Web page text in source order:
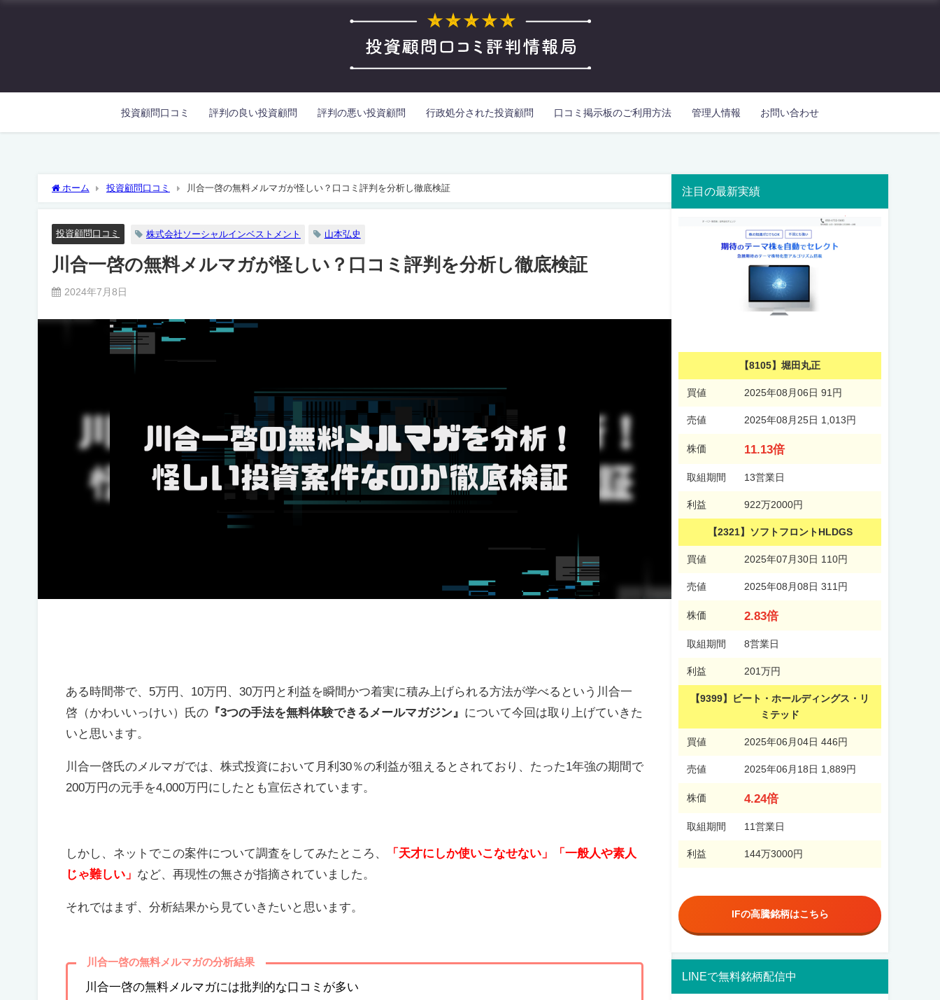
投資顧問口コミ 評判の良い投資顧問 評判の悪い投資顧問 行政処分された投資顧問 口コミ掲示板のご利用方法 管理人情報 お問い合わせ
ホーム 投資顧問口コミ 川合一啓の無料メルマガが怪しい？口コミ評判を分析し徹底検証
投資顧問口コミ 株式会社ソーシャルインベストメント 山本弘史
川合一啓の無料メルマガが怪しい？口コミ評判を分析し徹底検証
2024年7月8日
ある時間帯で、5万円、10万円、30万円と利益を瞬間かつ着実に積み上げられる方法が学べるという川合一
啓（かわいいっけい）氏の『3つの手法を無料体験できるメールマガジン』 について今回は取り上げていきた
いと思います。
川合一啓氏のメルマガでは、株式投資において月利30％の利益が狙えるとされており、たった1年強の期間で
200万円の元手を4,000万円にしたとも宣伝されています。
しかし、ネットでこの案件について調査をしてみたところ、
「天才にしか使いこなせない」「一般人や素人
じゃ難しい」 など、再現性の無さが指摘されていました。
それではまず、分析結果から見ていきたいと思います。
川合一啓の無料メルマガの分析結果
川合一啓の無料メルマガには批判的な口コミが多い
注目の最新実績
【8105】堀田丸正
買値 2025年08月06日 91円
売値 2025年08月25日 1,013円
株価 11.13倍
取組期間 13営業日
利益 922万2000円
【2321】ソフトフロントHLDGS
買値 2025年07月30日 110円
売値 2025年08月08日 311円
株価 2.83倍
取組期間 8営業日
利益 201万円
【9399】ビート・ホールディングス・リ
ミテッド
買値 2025年06月04日 446円
売値 2025年06月18日 1,889円
株価 4.24倍
取組期間 11営業日
利益 144万3000円
IFの高騰銘柄はこちら
LINEで無料銘柄配信中